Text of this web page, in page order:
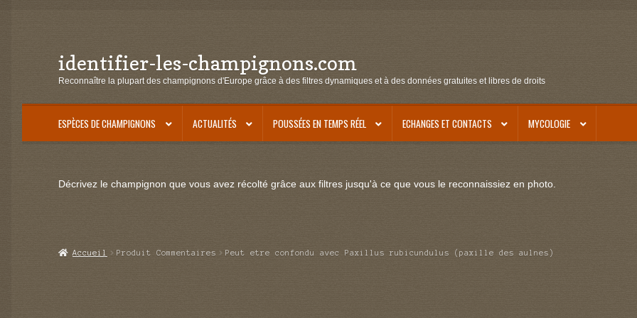
Aller
à
navigation
Aller
au
identifier-les-champignons.com
Reconnaître la plupart des champignons d'Europe grâce à des filtres dynamiques et à des données gratuites et libres de droits
ESPÈCES DE CHAMPIGNONS ACTUALITÉS POUSSÉES EN TEMPS RÉEL ECHANGES ET CONTACTS MYCOLOGIE
Décrivez le champignon que vous avez récolté grâce aux filtres jusqu'à ce que vous le reconnaissiez en photo.
Accueil Produit Commentaires Peut etre confondu avec Paxillus rubicundulus (paxille des aulnes)